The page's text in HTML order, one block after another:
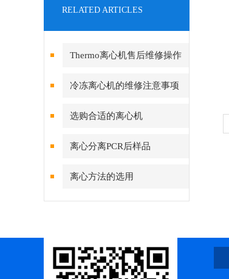
RELATED ARTICLES
Thermo离心机售后维修操作
方法
冷冻离心机的维修注意事项
选购合适的离心机
离心分离PCR后样品
离心方法的选用